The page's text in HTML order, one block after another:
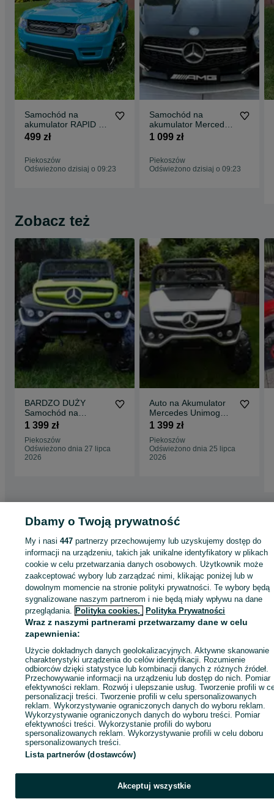
Samochód na
akumulator RAPID +
PILOT + LED + MP3
499 zł
Piekoszów
Odświeżono dzisiaj o 09:23
Samochód na
akumulator Mercedes
SL 65 auto dla dzieci
1 099 zł
Piekoszów
Odświeżono dzisiaj o 09:23
Zobacz też
BARDZO DUŻY
Samochód na
Akumulator Mercedes
1 399 zł
Piekoszów
Odświeżono dnia 27 lipca
2026
Auto na Akumulator
Mercedes Unimog
4×4 180 Watt
dwuosobowy
1 399 zł
Piekoszów
Odświeżono dnia 25 lipca
2026
Strona główna Dla Dzieci Zabawki Pojazdy elektryczne
KATEGORIA
ID:700617965 Wyświetlenia:
Zadzwoń / SMS
Dbamy o Twoją prywatność
My i nasi447 partnerzy przechowujemy lub uzyskujemy dostęp do
informacji na urządzeniu, takich jak unikalne identyfikatory w plikach
cookie w celu przetwarzania danych osobowych. Użytkownik może
zaakceptować wybory lub zarządzać nimi, klikając poniżej lub w
dowolnym momencie na stronie polityki prywatności. Te wybory będą
sygnalizowane naszym partnerom i nie będą miały wpływu na dane
przeglądania. Polityka cookies, Polityka Prywatności
Wraz z naszymi partnerami przetwarzamy dane w celu
zapewnienia:
Użycie dokładnych danych geolokalizacyjnych. Aktywne skanowanie
charakterystyki urządzenia do celów identyfikacji. Rozumienie
odbiorców dzięki statystyce lub kombinacji danych z różnych źródeł.
Przechowywanie informacji na urządzeniu lub dostęp do nich. Pomiar
efektywności reklam. Rozwój i ulepszanie usług. Tworzenie profili w
personalizacji treści. Tworzenie profili w celu spersonalizowanych
reklam. Wykorzystywanie ograniczonych danych do wyboru reklam.
Wykorzystywanie ograniczonych danych do wyboru treści. Pomiar
efektywności treści. Wykorzystanie profili do wyboru
spersonalizowanych reklam. Wykorzystywanie profili w celu doboru
spersonalizowanych treści.
Lista partnerów (dostawców)
Akceptuj wszystkie